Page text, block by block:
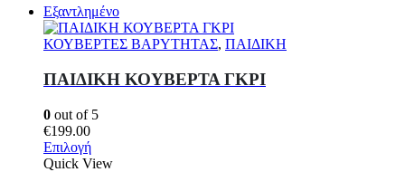
προϊόντος
πολλαπλές
παραλλαγές.
Οι
μπορούν
Εξαντλημένο
ΚΟΥΒΕΡΤΕΣ ΒΑΡΥΤΗΤΑΣ, ΠΑΙΔΙΚΗ
ΠΑΙΔΙΚΗ ΚΟΥΒΕΡΤΑ ΓΚΡΙ
0 out of 5
€199.00
ΕπιλογήΑυτό
το
Quick View